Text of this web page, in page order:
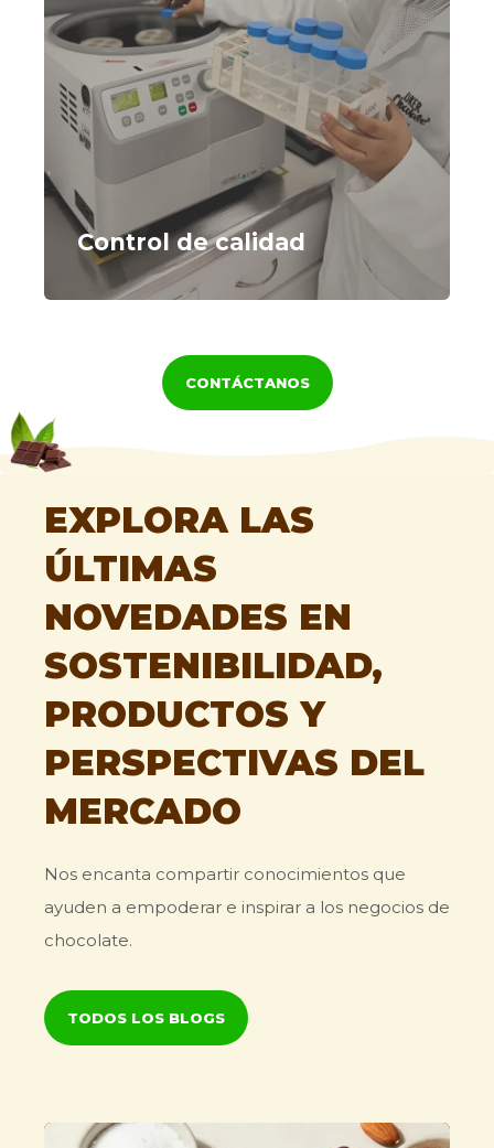
Control de calidad
Marca privada
CONTÁCTANOS
EXPLORA LAS
ÚLTIMAS
NOVEDADES EN
SOSTENIBILIDAD,
PRODUCTOS Y
PERSPECTIVAS DEL
MERCADO
Nos encanta compartir conocimientos que
ayuden a empoderar e inspirar a los negocios de
chocolate.
TODOS LOS BLOGS